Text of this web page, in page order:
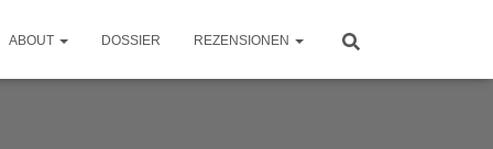
ABOUT DOSSIER REZENSIONEN